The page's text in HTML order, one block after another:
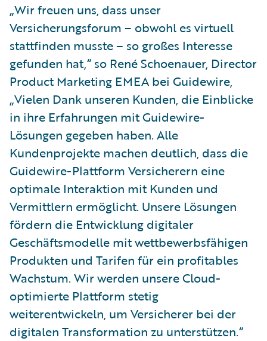
„Wir freuen uns, dass unser
Versicherungsforum – obwohl es virtuell
stattfinden musste – so großes Interesse
gefunden hat,“ so René Schoenauer, Director
Product Marketing EMEA bei Guidewire,
„Vielen Dank unseren Kunden, die Einblicke
in ihre Erfahrungen mit Guidewire-
Lösungen gegeben haben. Alle
Kundenprojekte machen deutlich, dass die
Guidewire-Plattform Versicherern eine
optimale Interaktion mit Kunden und
Vermittlern ermöglicht. Unsere Lösungen
fördern die Entwicklung digitaler
Geschäftsmodelle mit wettbewerbsfähigen
Produkten und Tarifen für ein profitables
Wachstum. Wir werden unsere Cloud-
optimierte Plattform stetig
weiterentwickeln, um Versicherer bei der
digitalen Transformation zu unterstützen.“